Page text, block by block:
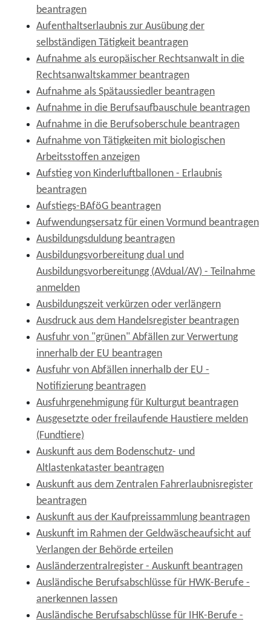
beantragen
Aufenthaltserlaubnis zur Ausübung der
selbständigen Tätigkeit beantragen
Aufnahme als europäischer Rechtsanwalt in die
Rechtsanwaltskammer beantragen
Aufnahme als Spätaussiedler beantragen
Aufnahme in die Berufsaufbauschule beantragen
Aufnahme in die Berufsoberschule beantragen
Aufnahme von Tätigkeiten mit biologischen
Arbeitsstoffen anzeigen
Aufstieg von Kinderluftballonen - Erlaubnis
beantragen
Aufstiegs-BAföG beantragen
Aufwendungsersatz für einen Vormund beantragen
Ausbildungsduldung beantragen
Ausbildungsvorbereitung dual und
Ausbildungsvorbereitungg (AVdual/AV) - Teilnahme
anmelden
Ausbildungszeit verkürzen oder verlängern
Ausdruck aus dem Handelsregister beantragen
Ausfuhr von "grünen" Abfällen zur Verwertung
innerhalb der EU beantragen
Ausfuhr von Abfällen innerhalb der EU -
Notifizierung beantragen
Ausfuhrgenehmigung für Kulturgut beantragen
Ausgesetzte oder freilaufende Haustiere melden
(Fundtiere)
Auskunft aus dem Bodenschutz- und
Altlastenkataster beantragen
Auskunft aus dem Zentralen Fahrerlaubnisregister
beantragen
Auskunft aus der Kaufpreissammlung beantragen
Auskunft im Rahmen der Geldwäscheaufsicht auf
Verlangen der Behörde erteilen
Ausländerzentralregister - Auskunft beantragen
Ausländische Berufsabschlüsse für HWK-Berufe -
anerkennen lassen
Ausländische Berufsabschlüsse für IHK-Berufe -